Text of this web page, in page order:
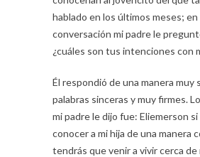
hablado en los últimos meses; en
conversación mi padre le
¿cuáles son tus intenciones con
Él respondió de una manera muy
palabras sinceras y muy firmes.
mi padre le dijo fue: Eliemerson
conocer a mi hija de una manera
tendrás que venir a vivir cerca